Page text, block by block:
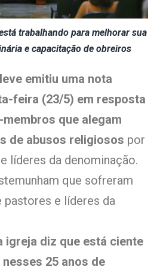
trabalhando para melhorar sua
e capacitação de obreiros
emitiu uma nota
feira (23/5) em resposta
que alegam
de abusos religiosos por
líderes da denominação.
que sofreram
pastores e líderes da
igreja diz que está ciente
25 anos de